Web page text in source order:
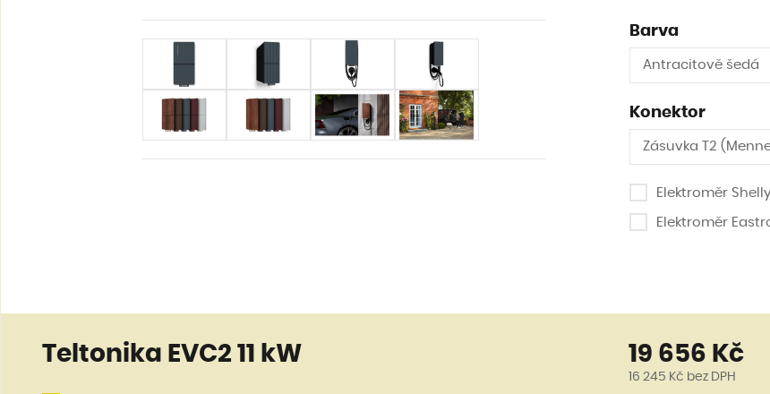
Barva
Antracitově šedá
Konektor
Zásuvka T2
Elektroměr
Elektroměr
Teltonika EVC2 11 kW 19 656 Kč
16 245 Kč bez DPH